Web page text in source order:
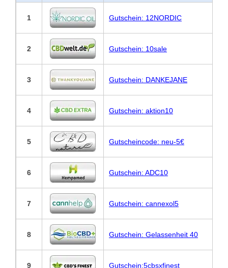
1 Gutschein: 12NORDIC
2 Gutschein: 10sale
3 Gutschein: DANKEJANE
4 Gutschein: aktion10
5 Gutscheincode: neu-5€
6 Gutschein: ADC10
7 Gutschein: cannexol5
8 Gutschein: Gelassenheit 40
9 Gutschein:5cbsxfinest